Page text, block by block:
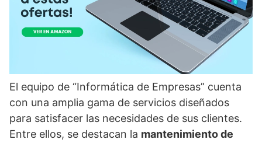
El equipo de “Informática de Empresas” cuenta
con una amplia gama de servicios diseñados
para satisfacer las necesidades de sus clientes.
Entre ellos, se destacan la mantenimiento de